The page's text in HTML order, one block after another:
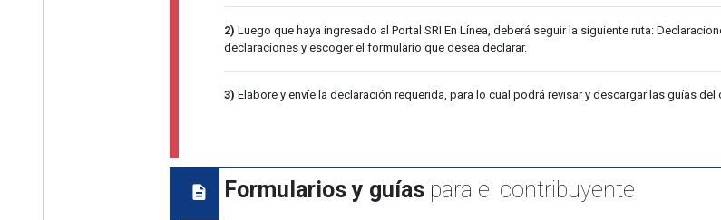
2) Luego que haya ingresado al Portal SRI En Línea, deberá seguir la siguiente ruta:
declaraciones y escoger el formulario que desea declarar.
3) Elabore y envíe la declaración requerida, para lo cual podrá revisar y descargar las guías del
Formularios y guías para el contribuyente